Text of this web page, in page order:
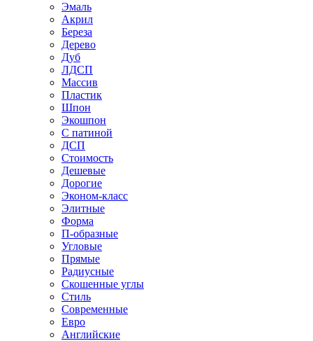
Эмаль
Акрил
Береза
Дерево
Дуб
ЛДСП
Массив
Пластик
Шпон
Экошпон
С патиной
ДСП
Стоимость
Дешевые
Дорогие
Эконом-класс
Элитные
Форма
П-образные
Угловые
Прямые
Радиусные
Скошенные углы
Стиль
Современные
Евро
Английские